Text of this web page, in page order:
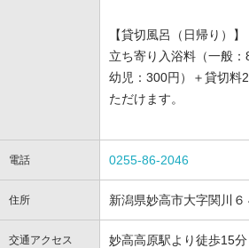
【貸切風呂（日帰り）】
立ち寄り入浴料（一般：
幼児：300円）＋貸切料
ただけます。
電話 0255-86-2046
住所 新潟県妙高市大字関川６
交通アクセス
妙高高原駅より徒歩15分